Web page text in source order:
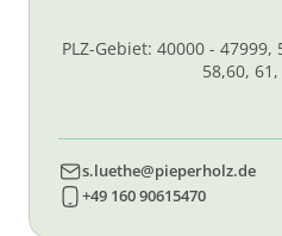
PLZ-Gebiet: 40000 - 47999,
58,60,
s.luethe@pieperholz.de
+49 160 90615470